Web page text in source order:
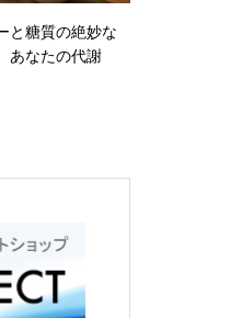
と糖質の絶妙な
あなたの代謝